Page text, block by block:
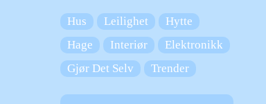
Hus Leilighet
Hytte
Hage
Interiør
Elektronikk
Gjør Det Selv
Trender